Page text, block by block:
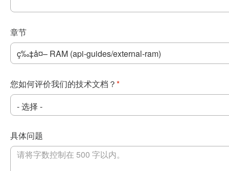
章节
您如何评价我们的技术文档？ *
具体问题